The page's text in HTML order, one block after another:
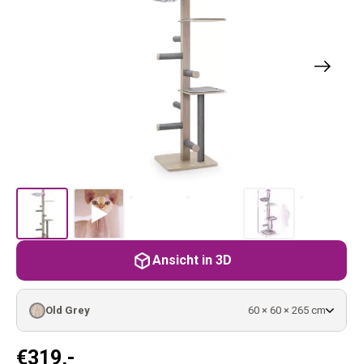
€319,-
Old Grey 60 × 60 × 265 cm
Ansicht in 3D